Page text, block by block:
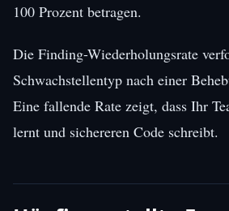
100 Prozent betragen.
Die Finding-Wiederholungsrate
Schwachstellentyp nach einer
Eine fallende Rate zeigt, dass Ihr
lernt und sichereren Code schreibt.